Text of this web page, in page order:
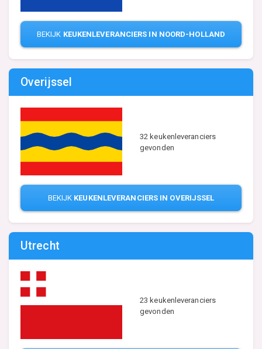
BEKIJK KEUKENLEVERANCIERS IN NOORD-HOLLAND
Overijssel
32 keukenleveranciers
gevonden
BEKIJK KEUKENLEVERANCIERS IN OVERIJSSEL
Utrecht
23 keukenleveranciers
gevonden